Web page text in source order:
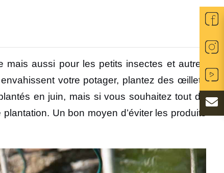
aussi pour les petits insectes et autres
votre potager, plantez des œillets
en juin, mais si vous souhaitez tout de
Un bon moyen d’éviter les produits